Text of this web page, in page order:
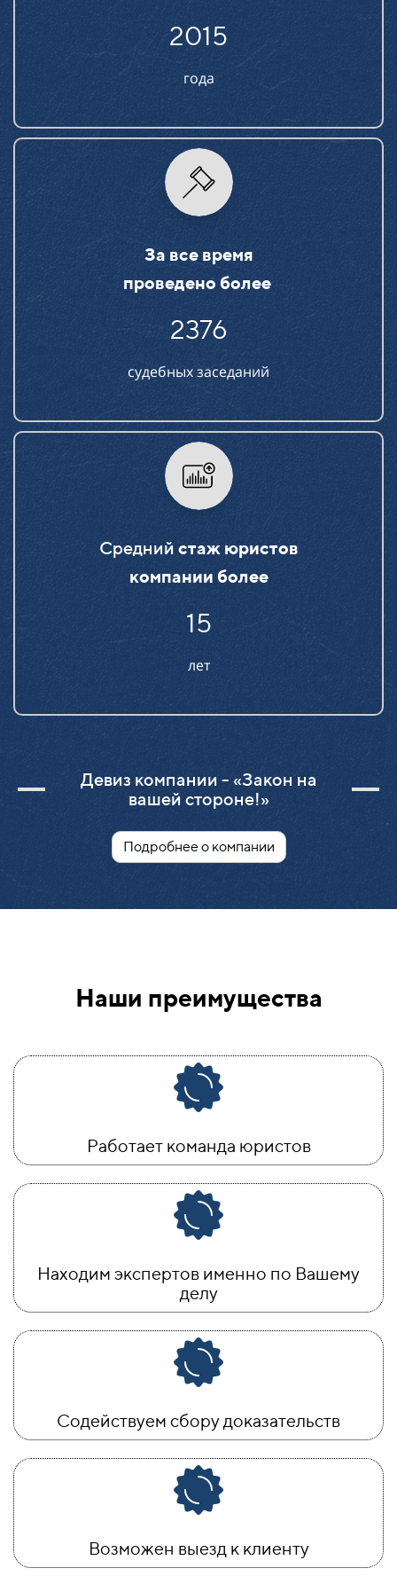
2015
года
За все время
проведено более
2376
судебных заседаний
Средний стаж юристов
компании более
15
лет
Девиз компании - «Закон на
вашей стороне!»
Подробнее о компании
Наши преимущества
Работает команда юристов
Находим экспертов именно по Вашему
делу
Содействуем сбору доказательств
Возможен выезд к клиенту